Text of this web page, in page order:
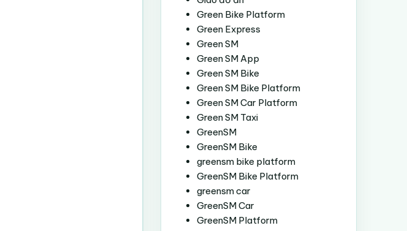
Green Bike Platform
Green Express
Green SM
Green SM App
Green SM Bike
Green SM Bike Platform
Green SM Car Platform
Green SM Taxi
GreenSM
GreenSM Bike
greensm bike platform
GreenSM Bike Platform
greensm car
GreenSM Car
GreenSM Platform